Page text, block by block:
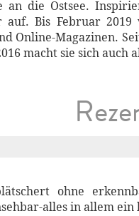
an die Ostsee.
Bis Februar
Online-Magazinen.
macht sie sich auch
ohne
alles in allem ein